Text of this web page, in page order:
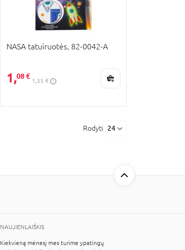
NASA tatuiruotės, 82-0042-A
1,08 €
1,55 €
Rodyti 24
NAUJIENLAIŠKIS
Kiekvieną mėnesį mes turime ypatingų